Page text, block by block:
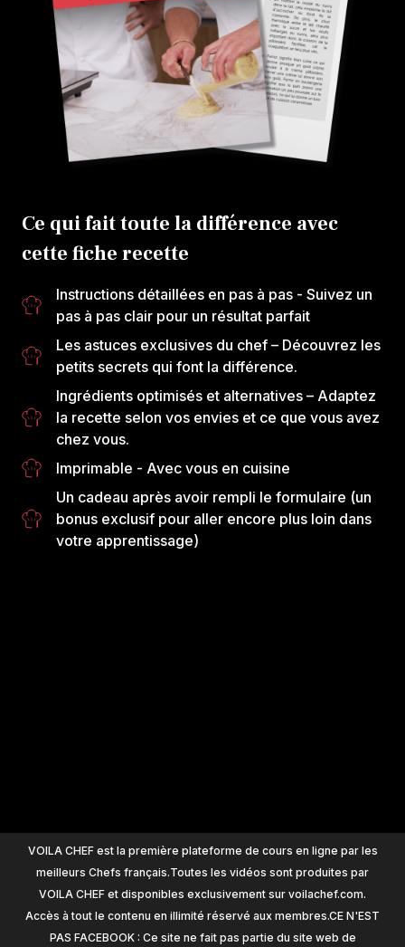
Ce qui fait toute la différence avec
cette fiche recette
Instructions détaillées en pas à pas - Suivez un
pas à pas clair pour un résultat parfait
Les astuces exclusives du chef – Découvrez les
petits secrets qui font la différence.
Ingrédients optimisés et alternatives – Adaptez
la recette selon vos envies et ce que vous avez
chez vous.
Imprimable - Avec vous en cuisine
Un cadeau après avoir rempli le formulaire (un
bonus exclusif pour aller encore plus loin dans
votre apprentissage)
VOILA CHEF est la première plateforme de cours en ligne par les
meilleurs Chefs français.Toutes les vidéos sont produites par
VOILA CHEF et disponibles exclusivement sur voilachef.com.
Accès à tout le contenu en illimité réservé aux membres.CE N'EST
PAS FACEBOOK : Ce site ne fait pas partie du site web de